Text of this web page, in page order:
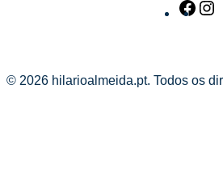
© 2026 hilarioalmeida.pt. Todos os